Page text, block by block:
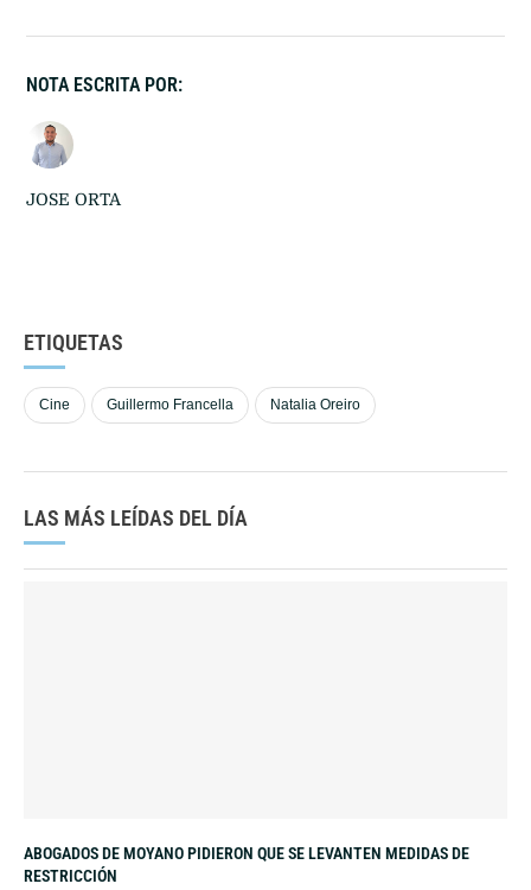
NOTA ESCRITA POR:
JOSE ORTA
ETIQUETAS
Cine Guillermo Francella Natalia Oreiro
LAS MÁS LEÍDAS DEL DÍA
ABOGADOS DE MOYANO PIDIERON QUE SE LEVANTEN MEDIDAS DE
RESTRICCIÓN